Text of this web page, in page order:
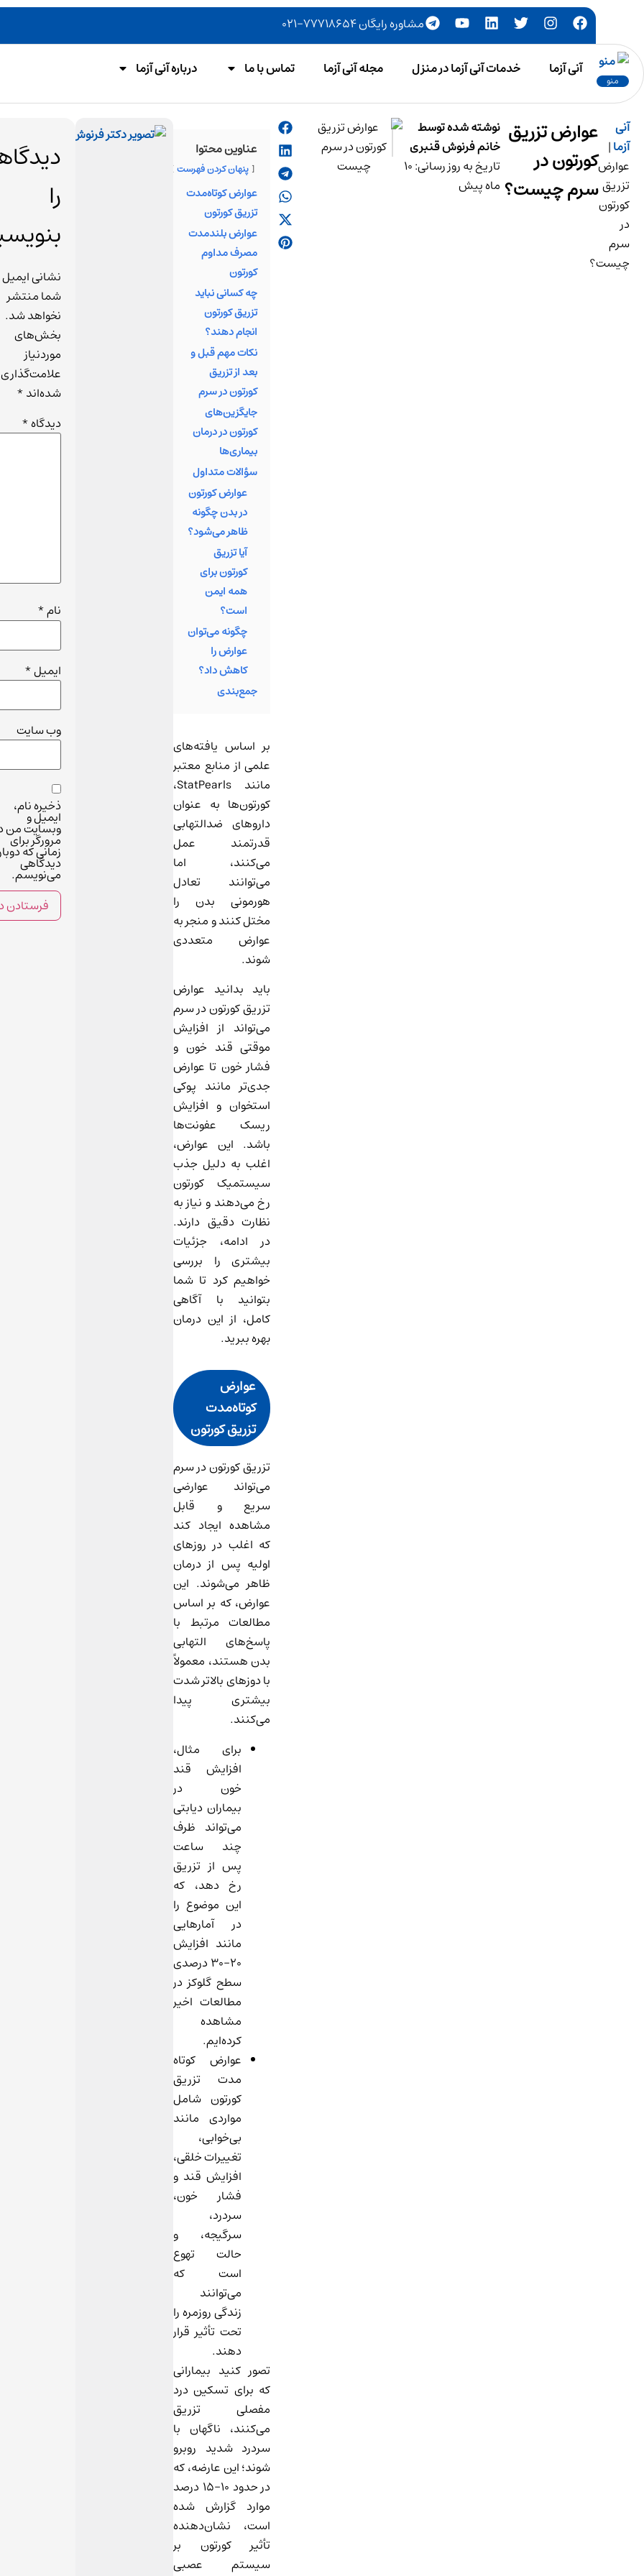
مشاوره رایگان ۷۷۷۱۸۶۵۴-۰۲۱
منو
آنی آزما خدمات آنی آزما در منزل مجله آنی آزما تماس با ما درباره آنی آزما
آنی
آزما|
عوارض
تزریق
کورتون
در
سرم
چیست؟
عوارض تزریق
کورتون در
سرم چیست؟
نوشته شده توسط
خانم فرنوش قنبری
تاریخ به روز رسانی: 10
ماه پیش
عناوین محتوا
پنهان کردن فهرست
عوارض کوتاه‌مدت
تزریق کورتون
عوارض بلندمدت
مصرف مداوم
کورتون
چه کسانی نباید
تزریق کورتون
انجام دهند؟
نکات مهم قبل و
بعد از تزریق
کورتون در سرم
جایگزین‌های
کورتون در درمان
بیماری‌ها
سؤالات متداول
عوارض کورتون
در بدن چگونه
ظاهر می‌شود؟
آیا تزریق
کورتون برای
همه ایمن
است؟
چگونه می‌توان
عوارض را
کاهش داد؟
جمع‌بندی
بر اساس یافته‌های
علمی از منابع معتبر
مانند StatPearls،
کورتون‌ها به عنوان
داروهای ضدالتهابی
قدرتمند عمل
می‌کنند، اما
می‌توانند تعادل
هورمونی بدن را
مختل کنند و منجر به
عوارض متعددی
شوند.
باید بدانید عوارض
تزریق کورتون در سرم
می‌تواند از افزایش
موقتی قند خون و
فشار خون تا عوارض
جدی‌تر مانند پوکی
استخوان و افزایش
ریسک عفونت‌ها
باشد. این عوارض،
اغلب به دلیل جذب
سیستمیک کورتون
رخ می‌دهند و نیاز به
نظارت دقیق دارند.
در ادامه، جزئیات
بیشتری را بررسی
خواهیم کرد تا شما
بتوانید با آگاهی
کامل، از این درمان
بهره ببرید.
عوارض
کوتاه‌مدت
تزریق کورتون
تزریق کورتون در سرم
می‌تواند عوارضی
سریع و قابل
مشاهده ایجاد کند
که اغلب در روزهای
اولیه پس از درمان
ظاهر می‌شوند. این
عوارض، که بر اساس
مطالعات مرتبط با
پاسخ‌های التهابی
بدن هستند، معمولاً
با دوزهای بالاتر شدت
بیشتری پیدا
می‌کنند.
برای مثال،
افزایش قند
خون در
بیماران دیابتی
می‌تواند ظرف
چند ساعت
پس از تزریق
رخ دهد، که
این موضوع را
در آمارهایی
مانند افزایش
20-30 درصدی
سطح گلوکز در
مطالعات اخیر
مشاهده
کرده‌ایم.
عوارض کوتاه
مدت تزریق
کورتون شامل
مواردی مانند
بی‌خوابی،
تغییرات خلقی،
افزایش قند و
فشار خون،
سردرد،
سرگیجه، و
حالت تهوع
است که
می‌توانند
زندگی روزمره را
تحت تأثیر قرار
دهند.
تصور کنید بیمارانی
که برای تسکین درد
مفصلی تزریق
می‌کنند، ناگهان با
سردرد شدید روبرو
شوند؛ این عارضه، که
در حدود 10-15 درصد
موارد گزارش شده
است، نشان‌دهنده
تأثیر کورتون بر
سیستم عصبی
از
را
نشانی ایمیل
شما منتشر
نخواهد شد.
بخش‌های
موردنیاز
علامت‌گذاری
شده‌اند*
دیدگاه*
نام*
ایمیل*
وب‌ سایت
ذخیره نام،
ایمیل و
وبسایت من
مرورگر برای
زمانی که
دیدگاهی
می‌نویسم.